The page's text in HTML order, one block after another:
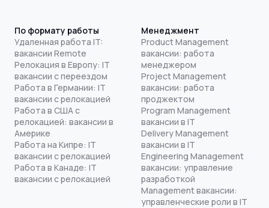
По формату работы
Удаленная работа IT:
вакансии Remote
Релокация в Европу: IT
вакансии с переездом
Работа в Германии: IT
вакансии с релокацией
Работа в США с
релокацией: вакансии в
Америке
Работа на Кипре: IT
вакансии с релокацией
Работа в Канаде: IT
вакансии с релокацией
Менеджмент
Product Management
вакансии: работа
менеджером
Project Management
вакансии: работа
проджектом
Program Management
вакансии в IT
Delivery Management
вакансии в IT
Engineering Management
вакансии: управление
разработкой
Management вакансии:
управленческие роли в IT